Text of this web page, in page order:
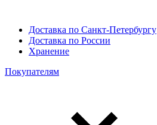
Доставка по Санкт-Петербургу
Доставка по России
Хранение
Покупателям